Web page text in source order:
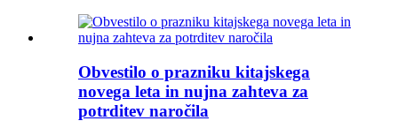
Obvestilo o prazniku kitajskega
novega leta in nujna zahteva za
potrditev naročila